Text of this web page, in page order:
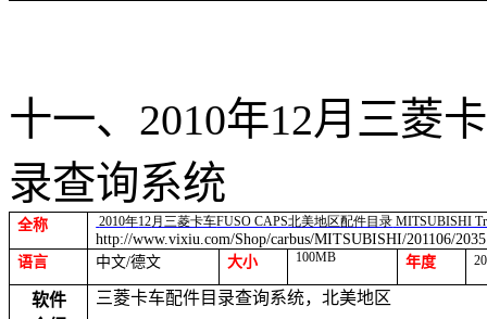
十一、 2010年12月三菱
录查询系统
全称 2010年12月三菱卡车FUSO CAPS北美地区配件目录 MITSUBISHI
http://www.vixiu.com/Shop/carbus/MITSUBISHI/201106/
语言
中文/德文 大小 100MB 年度
软件
三菱卡车配件目录查询系统，北美地区